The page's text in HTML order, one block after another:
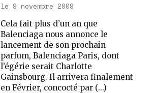
le 9 novembre 2009
Cela fait plus d’un an que
Balenciaga nous annonce le
lancement de son prochain
parfum, Balenciaga Paris, dont
l’égérie serait Charlotte
Gainsbourg. Il arrivera finalement
en Février, concocté par (...)